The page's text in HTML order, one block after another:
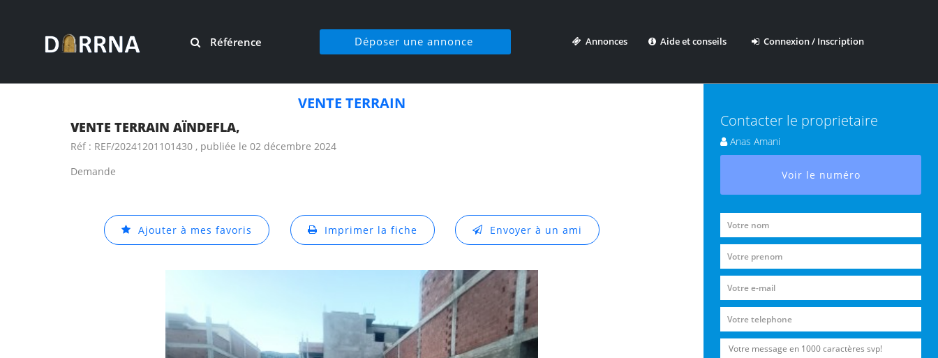
Référence Déposer une annonce Annonces Aide et conseils Connexion / Inscription
VENTE TERRAIN
VENTE TERRAIN AÏNDEFLA,
Réf : REF/20241201101430 , publiée le 02 décembre 2024
Demande
Ajouter à mes favoris Imprimer la fiche Envoyer à un ami
Contacter le proprietaire
Anas Amani
Voir le numéro